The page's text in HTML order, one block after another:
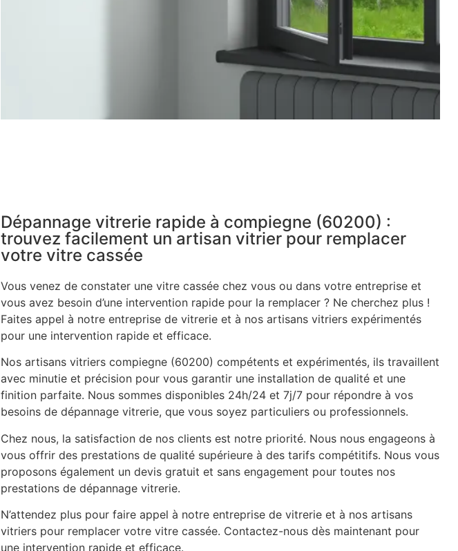
Dépannage vitrerie rapide à compiegne (60200) :
trouvez facilement un artisan vitrier pour remplacer
votre vitre cassée
Vous venez de constater une vitre cassée chez vous ou dans votre entreprise et
vous avez besoin d’une intervention rapide pour la remplacer ? Ne cherchez plus !
Faites appel à notre entreprise de vitrerie et à nos artisans vitriers expérimentés
pour une intervention rapide et efficace.
Nos artisans vitriers compiegne (60200) compétents et expérimentés, ils travaillent
avec minutie et précision pour vous garantir une installation de qualité et une
finition parfaite. Nous sommes disponibles 24h/24 et 7j/7 pour répondre à vos
besoins de dépannage vitrerie, que vous soyez particuliers ou professionnels.
Chez nous, la satisfaction de nos clients est notre priorité. Nous nous engageons à
vous offrir des prestations de qualité supérieure à des tarifs compétitifs. Nous vous
proposons également un devis gratuit et sans engagement pour toutes nos
prestations de dépannage vitrerie.
N’attendez plus pour faire appel à notre entreprise de vitrerie et à nos artisans
vitriers pour remplacer votre vitre cassée. Contactez-nous dès maintenant pour
une intervention rapide et efficace.